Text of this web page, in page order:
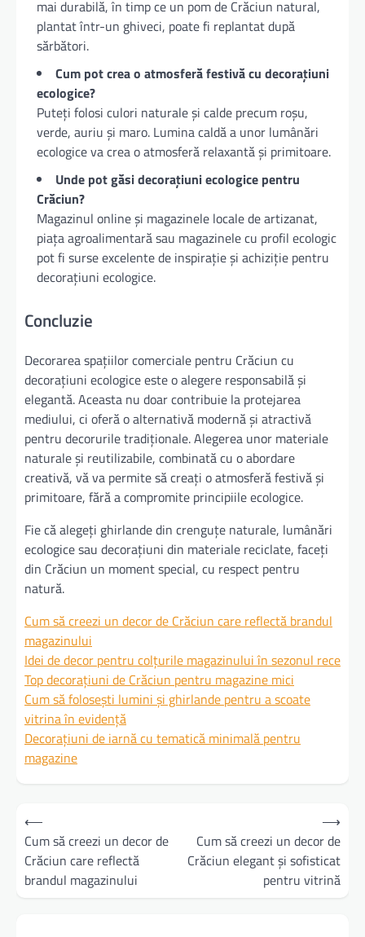
mai durabilă, în timp ce un pom de Crăciun natural,
plantat într-un ghiveci, poate fi replantat după
sărbători.
Cum pot crea o atmosferă festivă cu decorațiuni
ecologice?
Puteți folosi culori naturale și calde precum roșu,
verde, auriu și maro. Lumina caldă a unor lumânări
ecologice va crea o atmosferă relaxantă și primitoare.
Unde pot găsi decorațiuni ecologice pentru
Crăciun?
Magazinul online și magazinele locale de artizanat,
piața agroalimentară sau magazinele cu profil ecologic
pot fi surse excelente de inspirație și achiziție pentru
decorațiuni ecologice.
Concluzie
Decorarea spațiilor comerciale pentru Crăciun cu
decorațiuni ecologice este o alegere responsabilă și
elegantă. Aceasta nu doar contribuie la protejarea
mediului, ci oferă o alternativă modernă și atractivă
pentru decorurile tradiționale. Alegerea unor materiale
naturale și reutilizabile, combinată cu o abordare
creativă, vă va permite să creați o atmosferă festivă și
primitoare, fără a compromite principiile ecologice.
Fie că alegeți ghirlande din crenguțe naturale, lumânări
ecologice sau decorațiuni din materiale reciclate, faceți
din Crăciun un moment special, cu respect pentru
natură.
Cum să creezi un decor de Crăciun care reflectă brandul
magazinului
Idei de decor pentru colțurile magazinului în sezonul rece
Top decorațiuni de Crăciun pentru magazine mici
Cum să folosești lumini și ghirlande pentru a scoate
vitrina în evidență
Decorațiuni de iarnă cu tematică minimală pentru
magazine
Navigare
în
articole
⟵
Cum să creezi un decor de
Crăciun care reflectă
brandul magazinului
Cum să creezi un decor de
Crăciun elegant și sofisticat
pentru vitrină
⟶